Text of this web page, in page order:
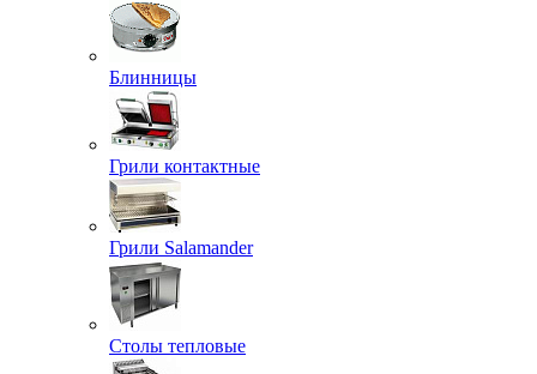
Блинницы
Грили контактные
Грили Salamander
Столы тепловые